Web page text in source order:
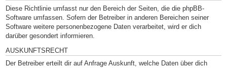
Diese Richtlinie umfasst nur den Bereich der Seiten, die die phpBB-
Software umfassen. Sofern der Betreiber in anderen Bereichen seiner
Software weitere personenbezogene Daten verarbeitet, wird er dich
darüber gesondert informieren.
AUSKUNFTSRECHT
Der Betreiber erteilt dir auf Anfrage Auskunft, welche Daten über dich